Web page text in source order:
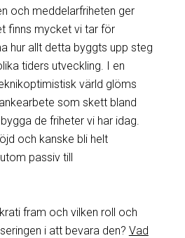
och meddelarfriheten ger
finns mycket vi tar för
hur allt detta byggts upp steg
tiders utveckling. I en
värld glöms
som skett bland
de friheter vi har idag.
och kanske bli helt
passiv till
fram och vilken roll och
i att bevara den? Vad